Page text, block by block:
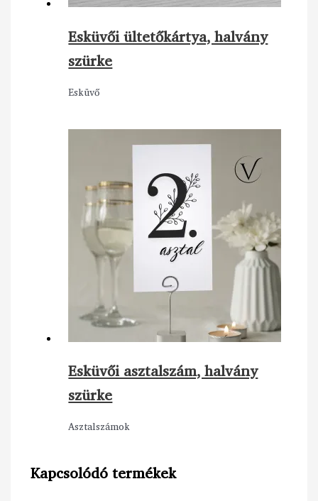
Esküvői ültetőkártya, halvány
szürke
Esküvő
Esküvői asztalszám, halvány
szürke
Asztalszámok
Kapcsolódó termékek